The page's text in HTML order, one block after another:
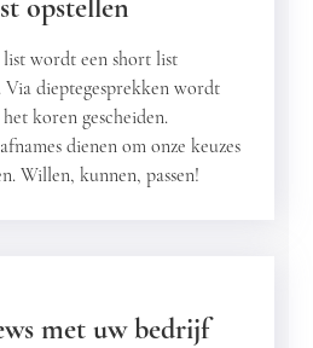
opstellen
wordt een short list
Via dieptegesprekken wordt
koren gescheiden.
dienen om onze keuzes
Willen, kunnen, passen!
met uw bedrijf